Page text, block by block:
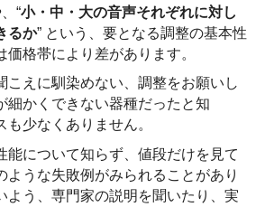
“小・中・大の音声それぞれに対し
るか” という、要となる調整の基本性
格帯により差があります。
こえに馴染めない、調整をお願いし
細かくできない器種だったと知
少なくありません。
能について知らず、値段だけを見て
ような失敗例がみられることがあり
よう、専門家の説明を聞いたり、実